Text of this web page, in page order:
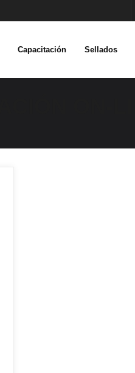
Capacitación Sellados